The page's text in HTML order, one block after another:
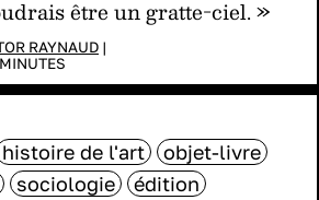
être un gratte-ciel. »
RAYNAUD |
MINUTES
histoire de l'art
objet-livre
sociologie édition